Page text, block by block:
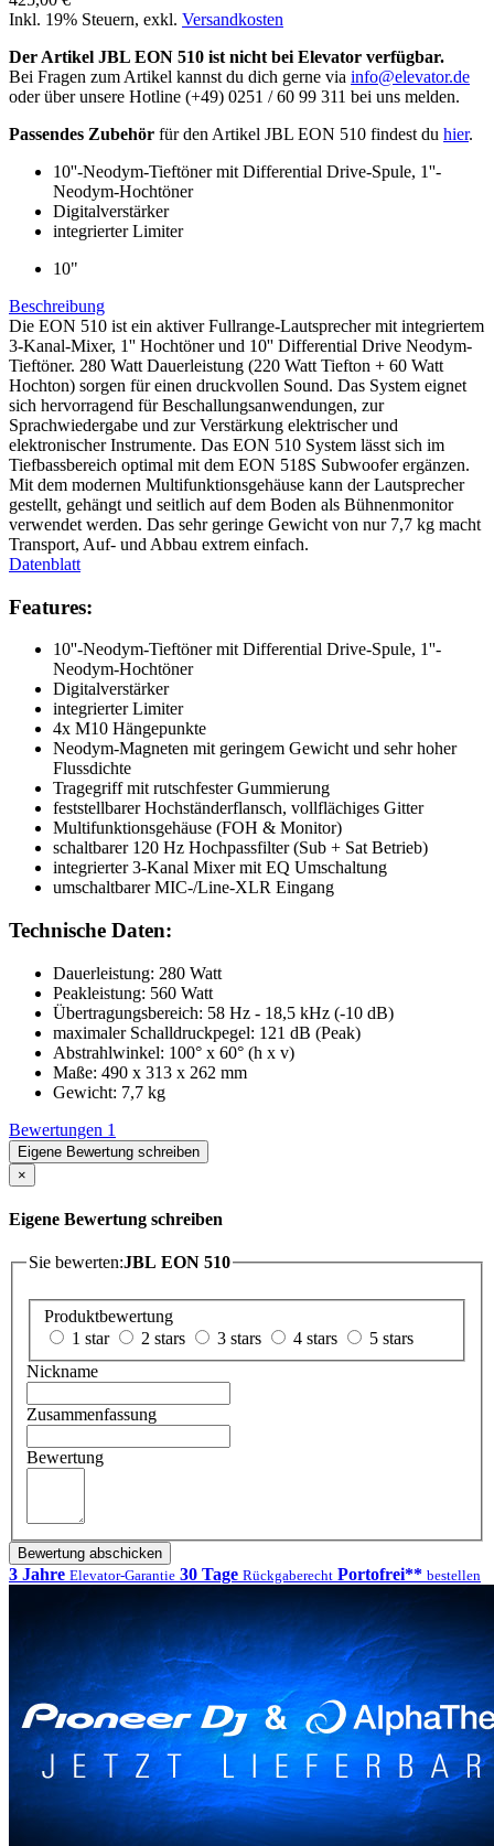
Inkl. 19% Steuern, exkl. Versandkosten
Der Artikel JBL EON 510 ist nicht bei Elevator verfügbar.
Bei Fragen zum Artikel kannst du dich gerne via info@elevator.de
oder über unsere Hotline (+49) 0251 / 60 99 311 bei uns melden.
Passendes Zubehör für den Artikel JBL EON 510 findest du hier.
10''-Neodym-Tieftöner mit Differential Drive-Spule, 1''-
Neodym-Hochtöner
Digitalverstärker
integrierter Limiter
10"
Beschreibung
Die EON 510 ist ein aktiver Fullrange-Lautsprecher mit integriertem
3-Kanal-Mixer, 1'' Hochtöner und 10'' Differential Drive Neodym-
Tieftöner. 280 Watt Dauerleistung (220 Watt Tiefton + 60 Watt
Hochton) sorgen für einen druckvollen Sound. Das System eignet
sich hervorragend für Beschallungsanwendungen, zur
Sprachwiedergabe und zur Verstärkung elektrischer und
elektronischer Instrumente. Das EON 510 System lässt sich im
Tiefbassbereich optimal mit dem EON 518S Subwoofer ergänzen.
Mit dem modernen Multifunktionsgehäuse kann der Lautsprecher
gestellt, gehängt und seitlich auf dem Boden als Bühnenmonitor
verwendet werden. Das sehr geringe Gewicht von nur 7,7 kg macht
Transport, Auf- und Abbau extrem einfach.
Datenblatt
Features:
10''-Neodym-Tieftöner mit Differential Drive-Spule, 1''-
Neodym-Hochtöner
Digitalverstärker
integrierter Limiter
4x M10 Hängepunkte
Neodym-Magneten mit geringem Gewicht und sehr hoher
Flussdichte
Tragegriff mit rutschfester Gummierung
feststellbarer Hochständerflansch, vollflächiges Gitter
Multifunktionsgehäuse (FOH & Monitor)
schaltbarer 120 Hz Hochpassfilter (Sub + Sat Betrieb)
integrierter 3-Kanal Mixer mit EQ Umschaltung
umschaltbarer MIC-/Line-XLR Eingang
Technische Daten:
Dauerleistung: 280 Watt
Peakleistung: 560 Watt
Übertragungsbereich: 58 Hz - 18,5 kHz (-10 dB)
maximaler Schalldruckpegel: 121 dB (Peak)
Abstrahlwinkel: 100° x 60° (h x v)
Maße: 490 x 313 x 262 mm
Gewicht: 7,7 kg
Bewertungen 1
Eigene Bewertung schreiben
×
Eigene Bewertung schreiben
Sie bewerten:JBL EON 510
Produktbewertung
1 star
2 stars 3 stars 4 stars
5 stars
Nickname
Zusammenfassung
Bewertung
Bewertung abschicken
3 Jahre Elevator-Garantie 30 Tage Rückgaberecht Portofrei** bestellen